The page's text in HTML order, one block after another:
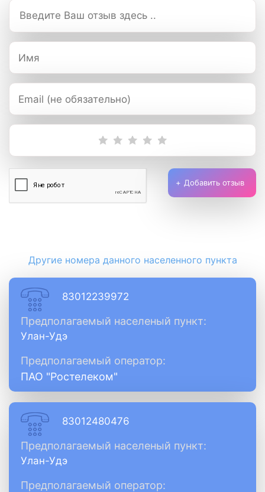
Добавить отзыв
Другие номера данного населенного пункта
83012239972
Предполагаемый населеный пункт:
Улан-Удэ
Предполагаемый оператор:
ПАО "Ростелеком"
83012480476
Предполагаемый населеный пункт:
Улан-Удэ
Предполагаемый оператор: